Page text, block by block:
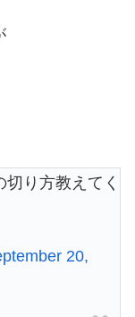
り方教えてく
20,